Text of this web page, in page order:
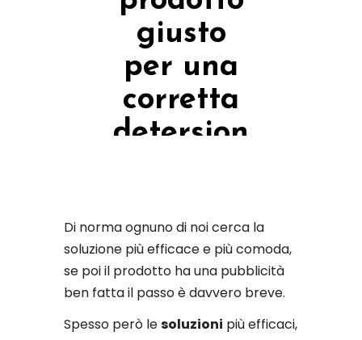
giusto
per una
corretta
detersion
Home
Approfondimenti
Come scegliere
il prodotto giusto
per una corretta
Di norma ognuno di noi cerca la
soluzione più efficace e più comoda,
se poi il prodotto ha una pubblicità
ben fatta il passo è davvero breve.
Spesso però lesoluzioni più efficaci,